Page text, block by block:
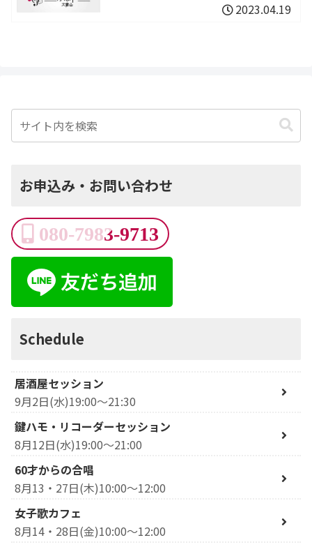
2023.04.19
お申込み・お問い合わせ
080-7983-9713
Schedule
居酒屋セッション
9月2日(水)19:00～21:30
鍵ハモ・リコーダーセッション
8月12日(水)19:00～21:00
60才からの合唱
8月13・27日(木)10:00～12:00
女子歌カフェ
8月14・28日(金)10:00～12:00